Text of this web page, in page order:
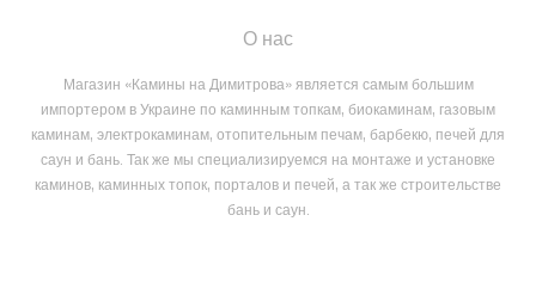
О нас
Магазин «Камины на Димитрова» является самым большим
импортером в Украине по каминным топкам, биокаминам, газовым
каминам, электрокаминам, отопительным печам, барбекю, печей для
саун и бань. Так же мы специализируемся на монтаже и установке
каминов, каминных топок, порталов и печей, а так же строительстве
бань и саун.